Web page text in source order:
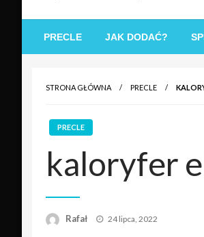
PRECLE JAK DODAĆ?
STRONA GŁÓWNA PRECLE
PRECLE
kaloryfer
Rafał
Opublikowane
24 lipca, 2022